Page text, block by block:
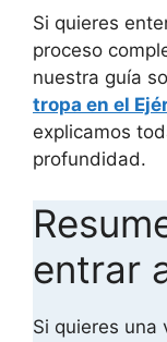
Si quieres
proceso
nuestra guía
tropa en el
explicamos
profundidad.
entrar
Si quieres una